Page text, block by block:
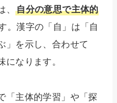
、自分の意思で主体的
。漢字の「自」は「自
」を示し、合わせて
になります。
「主体的学習」や「探